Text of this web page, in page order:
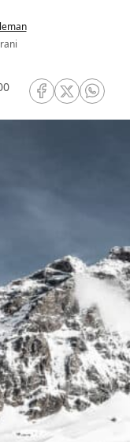
RRSS Facebook
RRSSRRSS